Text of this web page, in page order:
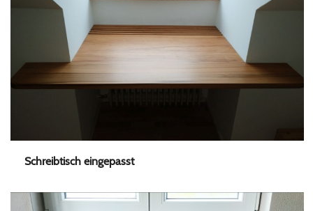
Schreibtisch eingepasst